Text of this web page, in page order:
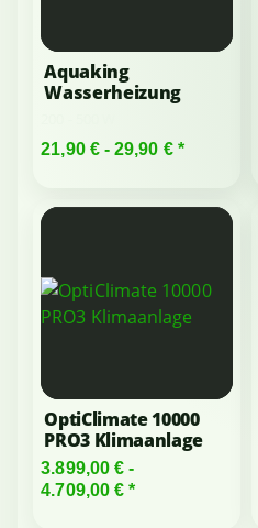
Aquaking
Wasserheizung
21,90 € -29,90 € *
OptiClimate 10000
PRO3 Klimaanlage
3.899,00 € -
4.709,00 €*